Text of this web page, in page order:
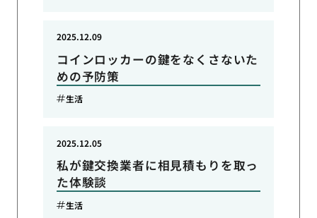
コインロッカーの鍵をなくさないた
めの予防策
2025.12.09
生活
私が鍵交換業者に相見積もりを取っ
た体験談
2025.12.05
生活